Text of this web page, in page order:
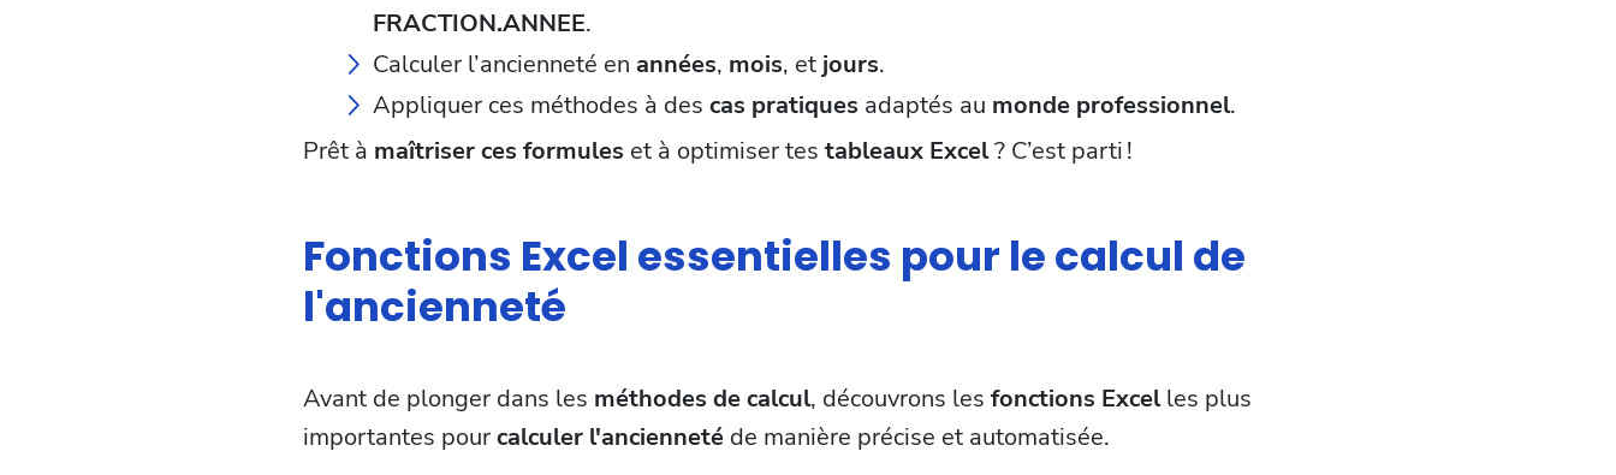
FRACTION.ANNEE.
Calculer l’ancienneté en années, mois, et jours.
Appliquer ces méthodes à des cas pratiques adaptés au monde professionnel.
Prêt à maîtriser ces formules et à optimiser tes tableaux Excel? C’est parti !
Fonctions Excel essentielles pour le calcul de
l'ancienneté
Avant de plonger dans les méthodes de calcul, découvrons les fonctions Excelles plus
importantes pourcalculer l'ancienneté de manière précise et automatisée.